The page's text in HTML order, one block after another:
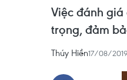
Việc đánh
trọng, đảm
Thúy Hiền17/08/